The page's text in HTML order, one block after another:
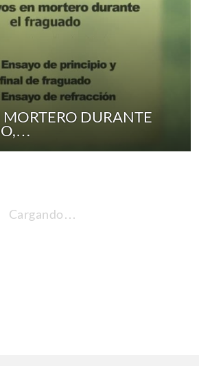
MORTERO DURANTE
Cargando…